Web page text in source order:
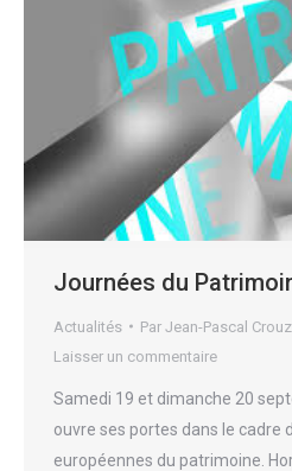
Journées du
Actualités Par Jean-Pascal
Laisser un commentaire
Samedi 19 et dimanche 20
ouvre ses portes dans le cadre
européennes du patrimoine.